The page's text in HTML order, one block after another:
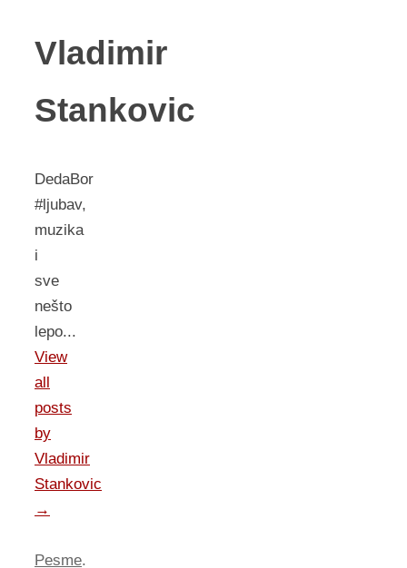
Vladimir
Stankovic
DedaBor
#ljubav,
muzika
i
sve
nešto
lepo...
View
all
posts
by
Vladimir
Stankovic
→
Pesme.